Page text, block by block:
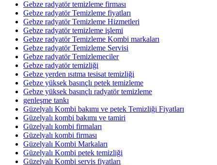
Gebze radyatör temizleme firması
Gebze radyatör Temizleme fiyatları
Gebze radyatör Temizleme Hizmetleri
Gebze radyatör temizleme işlemi
Gebze radyatör Temizleme Kombi markaları
Gebze radyatör Temizleme Servisi
Gebze radyatör Temizlemeciler
Gebze radyatör temizliği
Gebze yerden ısıtma tesisat temizliği
Gebze yüksek basınçlı petek temizleme
Gebze yüksek basınçlı radyatör temizleme
genleşme tankı
Güzelyalı Kombi bakımı ve petek Temizliği Fiyatları
Güzelyalı kombi bakımı ve tamiri
Güzelyalı kombi firmaları
Güzelyalı kombi firması
Güzelyalı Kombi Markaları
Güzelyalı Kombi petek temizliği
Güzelyalı Kombi servis fiyatları